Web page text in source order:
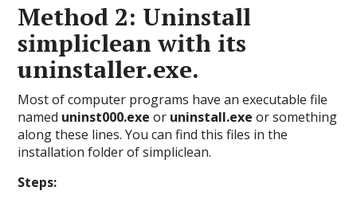
Method 2: Uninstall
simpliclean with its
uninstaller.exe.
Most of computer programs have an executable file
named uninst000.exe or uninstall.exe or something
along these lines. You can find this files in the
installation folder of simpliclean.
Steps: